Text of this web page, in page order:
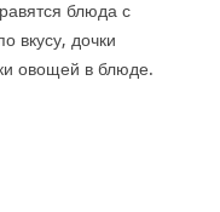
блюда с
вкусу, дочки
овощей в блюде.